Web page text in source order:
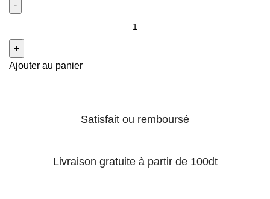
Ajouter au panier
Satisfait ou remboursé
Livraison gratuite à partir de 100dt